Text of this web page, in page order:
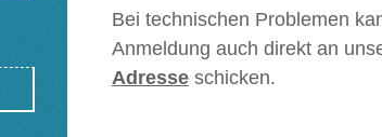
Mittagspause)
Seminargröße
Bei technischen Problemen
Anmeldung auch direkt an
Adresseschicken.